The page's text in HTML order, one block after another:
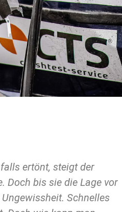
ertönt, steigt der
Doch bis sie die Lage vor
Schnelles
Hier kommen die